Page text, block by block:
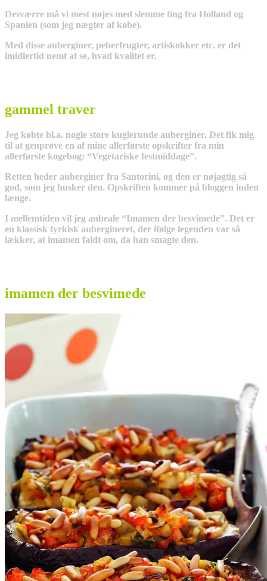
Desværre må vi mest nøjes med slemme ting fra Holland og
Spanien (som jeg nægter af købe).
Med disse auberginer, peberfrugter, artiskokker etc. er det
imidlertid nemt at se, hvad kvalitet er.
gammel traver
Jeg købte bl.a. nogle store kuglerunde auberginer. Det fik mig
til at genprøve en af mine allerførste opskrifter fra min
allerførste kogebog: “Vegetariske festmiddage”.
Retten heder auberginer fra Santorini, og den er nøjagtig så
god, som jeg husker den. Opskriften kommer på bloggen inden
længe.
I mellemtiden vil jeg anbeale “Imamen der besvimede”. Det er
en klassisk tyrkisk aubergineret, der ifølge legenden var så
lækker, at imamen faldt om, da han smagte den.
imamen der besvimede